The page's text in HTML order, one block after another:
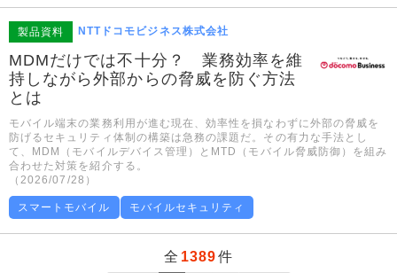
製品資料 NTTドコモビジネス株式会社
MDMだけでは不十分？ 業務効率を維
持しながら外部からの脅威を防ぐ方法
とは
モバイル端末の業務利用が進む現在、効率性を損なわずに外部の脅威を
防げるセキュリティ体制の構築は急務の課題だ。その有力な手法とし
て、MDM（モバイルデバイス管理）とMTD（モバイル脅威防御）を組み
合わせた対策を紹介する。
（2026/07/28）
スマートモバイル モバイルセキュリティ
全 1389件